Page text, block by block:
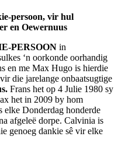
persoon, vir hul
en Oewernuus
PERSOON in
‘n oorkonde oorhandig
en me Max Hugo is hierdie
die jarelange onbaatsugtige
Frans het op 4 Julie 1980 sy
het in 2009 by hom
elke Donderdag honderde
afgeleë dorpe. Calvinia is
genoeg dankie sê vir elke